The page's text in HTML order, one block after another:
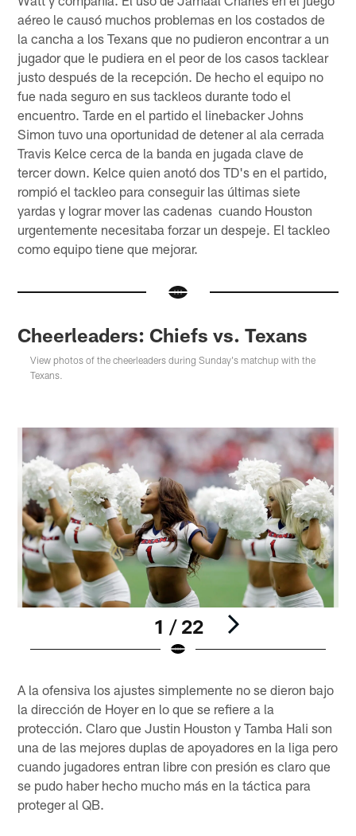
aéreo le causó muchos problemas en los costados de
la cancha a los Texans que no pudieron encontrar a un
jugador que le pudiera en el peor de los casos tacklear
justo después de la recepción. De hecho el equipo no
fue nada seguro en sus tackleos durante todo el
encuentro. Tarde en el partido el linebacker Johns
Simon tuvo una oportunidad de detener al ala cerrada
Travis Kelce cerca de la banda en jugada clave de
tercer down. Kelce quien anotó dos TD's en el partido,
rompió el tackleo para conseguir las últimas siete
yardas y lograr mover las cadenas cuando Houston
urgentemente necesitaba forzar un despeje. El tackleo
como equipo tiene que mejorar.
Cheerleaders: Chiefs vs. Texans
View photos of the cheerleaders during Sunday's matchup with the
Texans.
1 / 22
A la ofensiva los ajustes simplemente no se dieron bajo
la dirección de Hoyer en lo que se refiere a la
protección. Claro que Justin Houston y Tamba Hali son
una de las mejores duplas de apoyadores en la liga pero
cuando jugadores entran libre con presión es claro que
se pudo haber hecho mucho más en la táctica para
proteger al QB.